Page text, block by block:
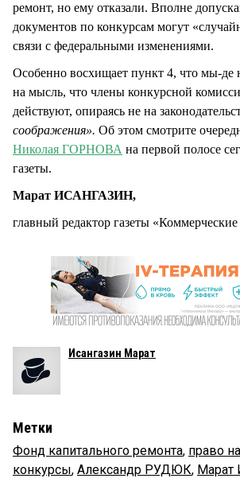
ремонт, но ему отказали. Вполне
документов по конкурсам могут
связи с федеральными изменениями.
Особенно восхищает пункт 4, что мы-де
на мысль, что члены конкурсной
действуют, опираясь не на
соображения». Об этом смотрите
Николая ГОРНОВА на первой полосе
газеты.
Марат ИСАНГАЗИН,
главный редактор газеты «Коммерческие
Исангазин Марат
Метки
Фонд капитального ремонта, право
конкурсы, Александр РУДЮК, Марат